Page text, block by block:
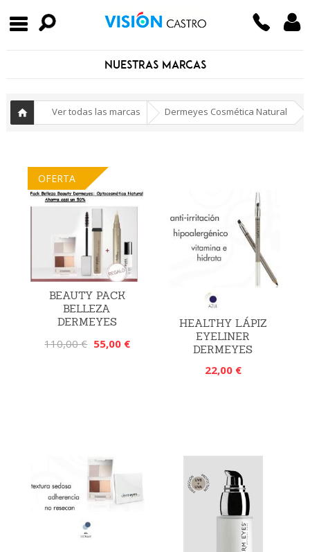
NUESTRAS MARCAS
Ver todas las marcas Dermeyes Cosmética Natural
OFERTA
BEAUTY PACK
BELLEZA
DERMEYES
110,00 € 55,00 €
HEALTHY LÁPIZ
EYELINER
DERMEYES
22,00 €